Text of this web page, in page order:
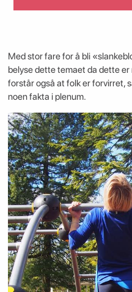
Med stor fare for å bli
belyse dette temaet da dette
forstår også at folk er forvirret,
noen fakta i plenum.